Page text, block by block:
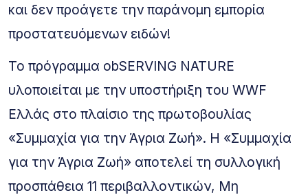
και δεν προάγετε την παράνομη εμπορία
προστατευόμενων ειδών!
Το πρόγραμμα obSERVING NATURE
υλοποιείται με την υποστήριξη του WWF
Ελλάς στο πλαίσιο της πρωτοβουλίας
«Συμμαχία για την Άγρια Ζωή». Η «Συμμαχία
για την Άγρια Ζωή» αποτελεί τη συλλογική
προσπάθεια 11 περιβαλλοντικών, Μη